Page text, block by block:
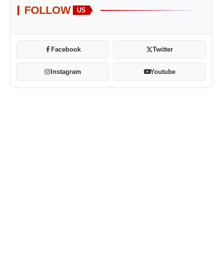
FOLLOW US
Facebook Twitter
Instagram Youtube